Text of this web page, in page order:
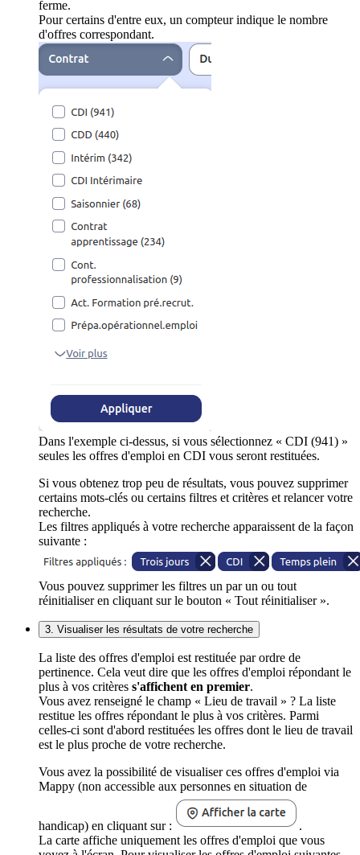
ferme.
Pour certains d'entre eux, un compteur indique le nombre
d'offres correspondant.
Dans l'exemple ci-dessus, si vous sélectionnez « CDI (941) »
seules les offres d'emploi en CDI vous seront restituées.
Si vous obtenez trop peu de résultats, vous pouvez supprimer
certains mots-clés ou certains filtres et critères et relancer votre
recherche.
Les filtres appliqués à votre recherche apparaissent de la façon
suivante :
Vous pouvez supprimer les filtres un par un ou tout
réinitialiser en cliquant sur le bouton « Tout réinitialiser ».
3. Visualiser les résultats de votre recherche
La liste des offres d'emploi est restituée par ordre de
pertinence. Cela veut dire que les offres d'emploi répondant le
plus à vos critères s'affichent en premier.
Vous avez renseigné le champ « Lieu de travail » ? La liste
restitue les offres répondant le plus à vos critères. Parmi
celles-ci sont d'abord restituées les offres dont le lieu de travail
est le plus proche de votre recherche.
Vous avez la possibilité de visualiser ces offres d'emploi via
Mappy (non accessible aux personnes en situation de
handicap) en cliquant sur :
.
La carte affiche uniquement les offres d'emploi que vous